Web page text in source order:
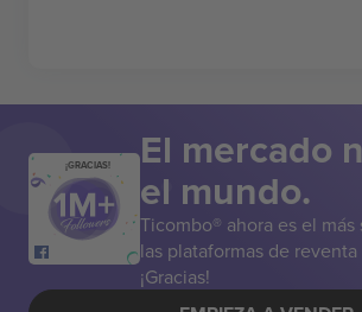
¡GRACIAS! El mercado
el mundo.
Ticombo® ahora es el
las plataformas de
¡Gracias!